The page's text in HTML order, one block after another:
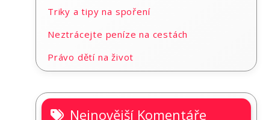
Triky a tipy na spoření
Neztrácejte peníze na cestách
Právo dětí na život
Nejnovější Komentáře